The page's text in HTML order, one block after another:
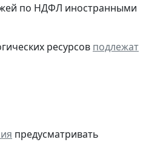
по НДФЛ иностранными
ресурсов подлежат
предусматривать